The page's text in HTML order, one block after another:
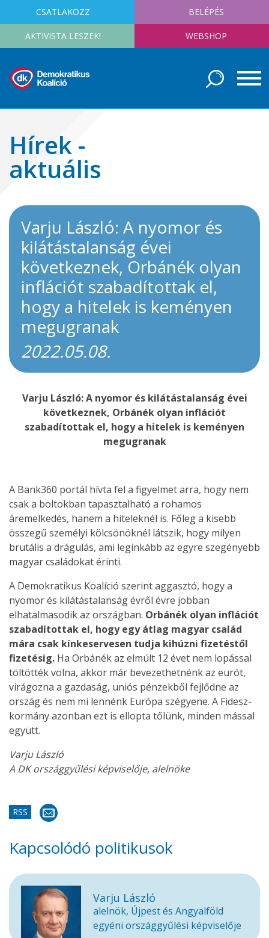
CSATLAKOZZ BELÉPÉS
AKTIVISTA LESZEK! WEBSHOP
Hírek -
aktuális
Varju László: A nyomor és
kilátástalanság évei
következnek, Orbánék olyan
inflációt szabadítottak el,
hogy a hitelek is keményen
megugranak
2022.05.08.
Varju László: A nyomor és kilátástalanság évei
következnek, Orbánék olyan inflációt
szabadítottak el, hogy a hitelek is keményen
megugranak
A Bank360 portál hívta fel a figyelmet arra, hogy nem
csak a boltokban tapasztalható a rohamos
áremelkedés, hanem a hiteleknél is. Főleg a kisebb
összegű személyi kölcsönöknél látszik, hogy milyen
brutális a drágulás, ami leginkább az egyre szegényebb
magyar családokat érinti.
A Demokratikus Koalíció szerint aggasztó, hogy a
nyomor és kilátástalanság évről évre jobban
elhatalmasodik az országban. Orbánék olyan inflációt
szabadítottak el, hogy egy átlag magyar család
mára csak kínkeservesen tudja kihúzni fizetéstől
fizetésig. Ha Orbánék az elmúlt 12 évet nem lopással
töltötték volna, akkor már bevezethetnénk az eurót,
virágozna a gazdaság, uniós pénzekből fejlődne az
ország és nem mi lennénk Európa szégyene. A Fidesz-
kormány azonban ezt is ellopta tőlünk, minden mással
együtt.
Varju László
A DK országgyűlési képviselője, alelnöke
RSS
Kapcsolódó politikusok
Varju László
alelnök, Újpest és Angyalföld
egyéni országgyűlési képviselője